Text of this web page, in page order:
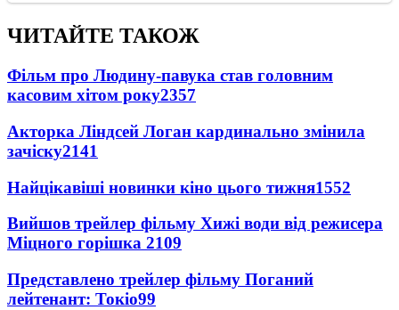
ЧИТАЙТЕ ТАКОЖ
Фільм про Людину-павука став головним
касовим хітом року2357
Акторка Ліндсей Логан кардинально змінила
зачіску2141
Найцікавіші новинки кіно цього тижня1552
Вийшов трейлер фільму Хижі води від режисера
Міцного горішка 2109
Представлено трейлер фільму Поганий
лейтенант: Токіо99